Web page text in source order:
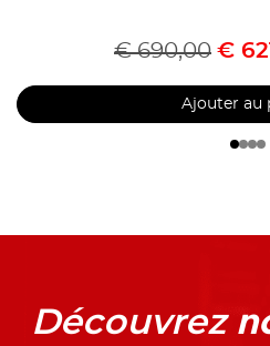
€690,00 €
Ajouter au
Découvrez